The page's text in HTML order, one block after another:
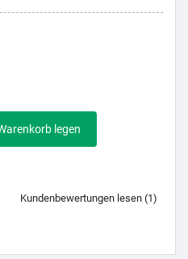
legen
Kundenbewertungen lesen (1)